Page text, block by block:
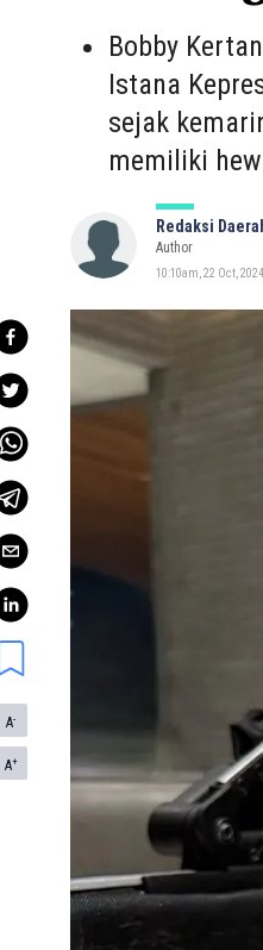
Bobby
Istana
sejak
memiliki
Redaksi
Author
10:10am, 22 Oct, 2024
A-
A+